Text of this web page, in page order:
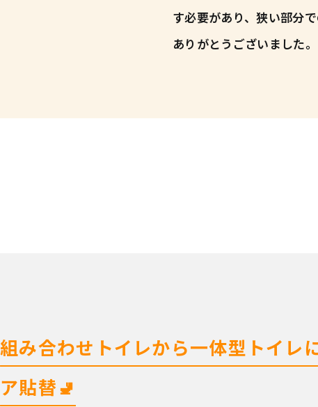
す必要があり、狭い部分
ありがとうございました。
組み合わせトイレから一体型トイレ
ア貼替🚽